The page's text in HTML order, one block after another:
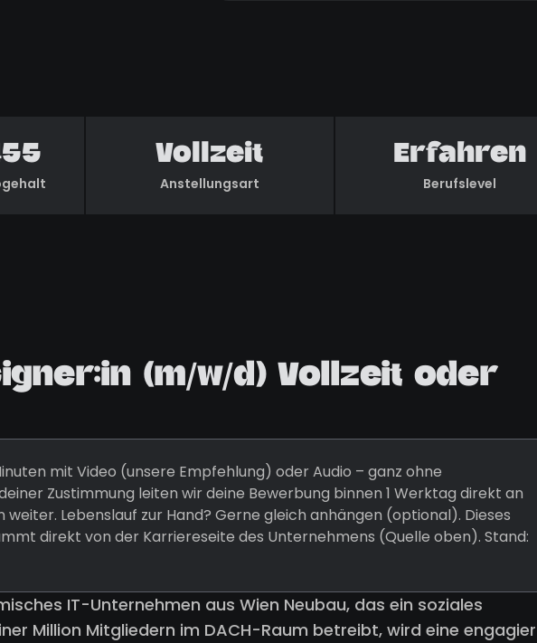
Vollzeit
Anstellungsart
Erfahren
Berufslevel
(m/w/d) Vollzeit oder
mit Video (unsere Empfehlung) oder Audio – ganz ohne
Zustimmung leiten wir deine Bewerbung binnen 1 Werktag direkt an
weiter. Lebenslauf zur Hand? Gerne gleich anhängen (optional). Dieses
direkt von der Karriereseite des Unternehmens (Quelle oben). Stand:
IT-Unternehmen aus Wien Neubau, das ein soziales
Million Mitgliedern im DACH-Raum betreibt, wird eine